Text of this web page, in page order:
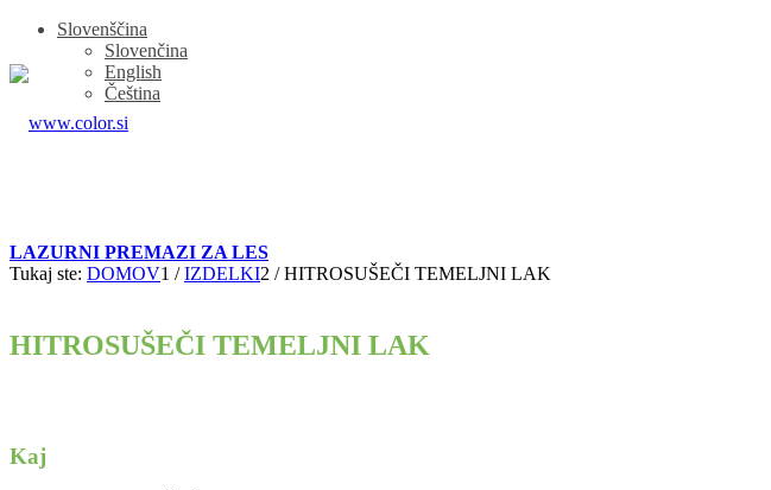
Slovenščina
Slovenčina
English
Čeština
LAZURNI PREMAZI ZA LES
Tukaj ste: DOMOV1 / IZDELKI2 / HITROSUŠEČI TEMELJNI LAK
HITROSUŠEČI TEMELJNI LAK
Kaj